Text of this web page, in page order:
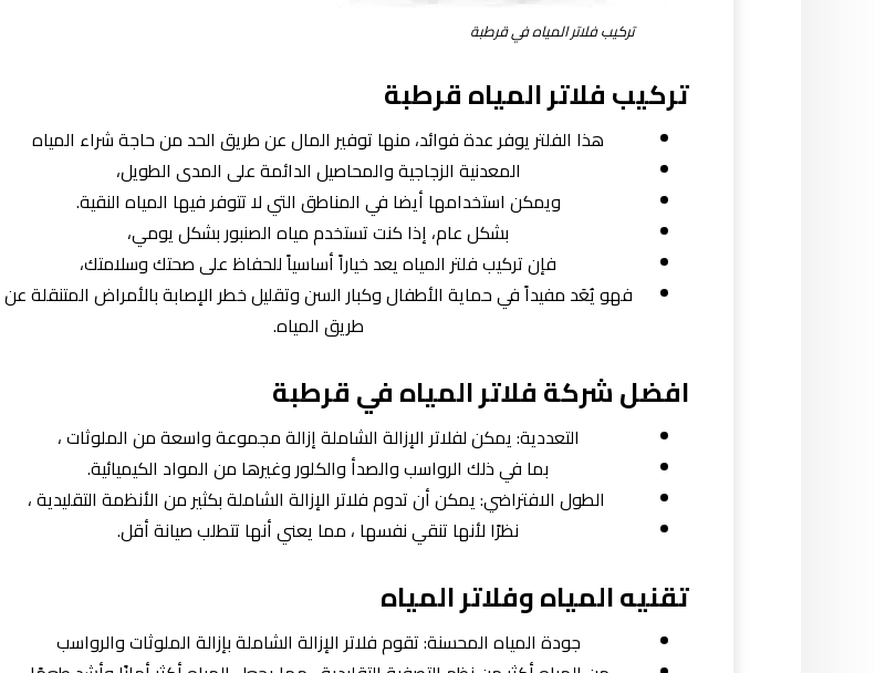
تركيب فلاتر المياه في قرطبة
تركيب فلاتر المياه قرطبة
هذا الفلتر يوفر عدة فوائد، منها توفير المال عن طريق الحد من حاجة شراء المياه
المعدنية الزجاجية والمحاصيل الدائمة على المدى الطويل،
ويمكن استخدامها أيضا في المناطق التي لا تتوفر فيها المياه النقية.
بشكل عام، إذا كنت تستخدم مياه الصنبور بشكل يومي،
فإن تركيب فلتر المياه يعد خياراً أساسياً للحفاظ على صحتك وسلامتك،
فهو يُعَد مفيداً في حماية الأطفال وكبار السن وتقليل خطر الإصابة بالأمراض المتنقلة عن
طريق المياه.
افضل شركة فلاتر المياه في قرطبة
التعددية: يمكن لفلاتر الإزالة الشاملة إزالة مجموعة واسعة من الملوثات ،
بما في ذلك الرواسب والصدأ والكلور وغيرها من المواد الكيميائية.
الطول الافتراضي: يمكن أن تدوم فلاتر الإزالة الشاملة بكثير من الأنظمة التقليدية ،
نظرًا لأنها تنقي نفسها ، مما يعني أنها تتطلب صيانة أقل.
تقنيه المياه وفلاتر المياه
جودة المياه المحسنة: تقوم فلاتر الإزالة الشاملة بإزالة الملوثات والرواسب